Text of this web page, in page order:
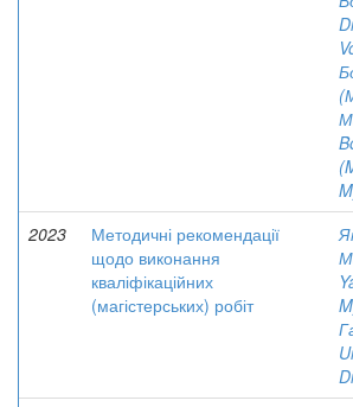
2023
Методичні рекомендації
щодо виконання
кваліфікаційних
(магістерських) робіт